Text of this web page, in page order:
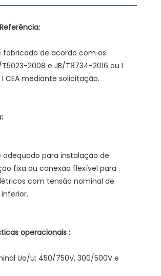
fabricado de acordo com os
2008 e JB/T8734-2016 ou I
adequado para instalação de
fixa ou conexão flexível para
com tensão nominal de
Uo/U: 450/750V, 300/500V e